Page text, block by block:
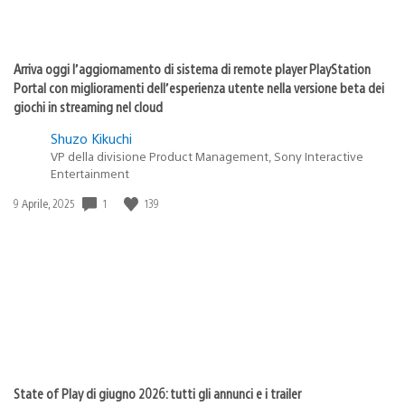
Arriva oggi l’aggiornamento di sistema di remote player PlayStation
Portal con miglioramenti dell’esperienza utente nella versione beta dei
giochi in streaming nel cloud
Shuzo Kikuchi
VP della divisione Product Management, Sony Interactive
Entertainment
Data
9 Aprile, 2025 1 139
State of Play di giugno 2026: tutti gli annunci e i trailer